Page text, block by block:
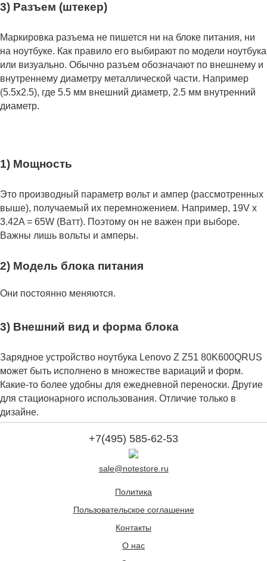
3) Разъем (штекер)
Маркировка разъема не пишется ни на блоке питания, ни
на ноутбуке. Как правило его выбирают по модели ноутбука
или визуально. Обычно разъем обозначают по внешнему и
внутреннему диаметру металлической части. Например
(5.5x2.5), где 5.5 мм внешний диаметр, 2.5 мм внутренний
диаметр.
1) Мощность
Это производный параметр вольт и ампер (рассмотренных
выше), получаемый их перемножением. Например, 19V x
3.42A = 65W (Ватт). Поэтому он не важен при выборе.
Важны лишь вольты и амперы.
2) Модель блока питания
Они постоянно меняются.
3) Внешний вид и форма блока
Зарядное устройство ноутбука Lenovo Z Z51 80K600QRUS
может быть исполнено в множестве вариаций и форм.
Какие-то более удобны для ежедневной переноски. Другие
для стационарного использования. Отличие только в
дизайне.
+7(495) 585-62-53
sale@notestore.ru
Политика
Пользовательское соглашение
Контакты
О нас